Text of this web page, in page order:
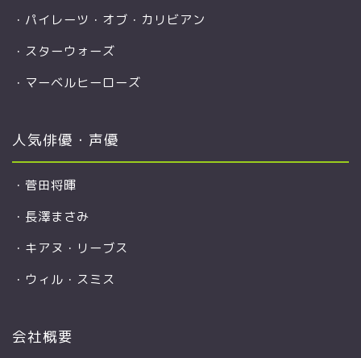
・ パイレーツ・オブ・カリビアン
・ スターウォーズ
・ マーベルヒーローズ
人気俳優・声優
・ 菅田将暉
・ 長澤まさみ
・ キアヌ・リーブス
・ ウィル・スミス
会社概要